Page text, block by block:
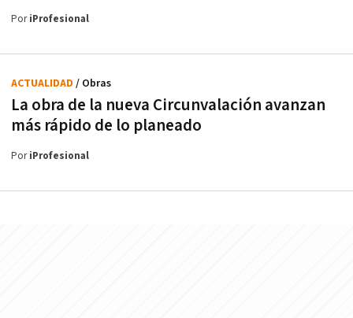
PoriProfesional
La obra de la nueva Circunvalación avanzan
más rápido de lo planeado
ACTUALIDAD / Obras
PoriProfesional